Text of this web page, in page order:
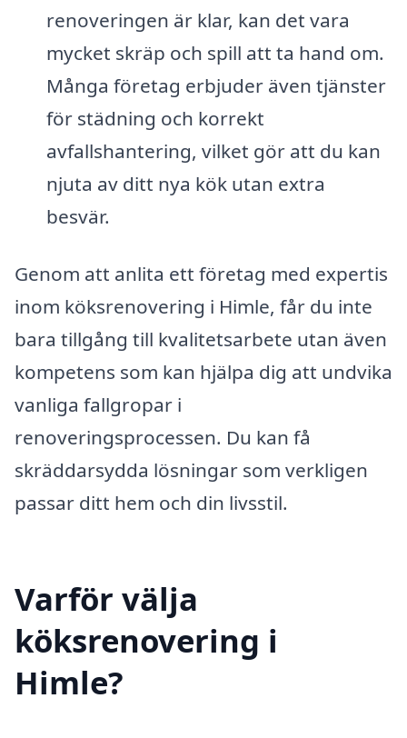
renoveringen är klar, kan det vara
mycket skräp och spill att ta hand om.
Många företag erbjuder även tjänster
för städning och korrekt
avfallshantering, vilket gör att du kan
njuta av ditt nya kök utan extra
besvär.
Genom att anlita ett företag med expertis
inom köksrenovering i Himle, får du inte
bara tillgång till kvalitetsarbete utan även
kompetens som kan hjälpa dig att undvika
vanliga fallgropar i
renoveringsprocessen. Du kan få
skräddarsydda lösningar som verkligen
passar ditt hem och din livsstil.
Varför välja
köksrenovering i
Himle?